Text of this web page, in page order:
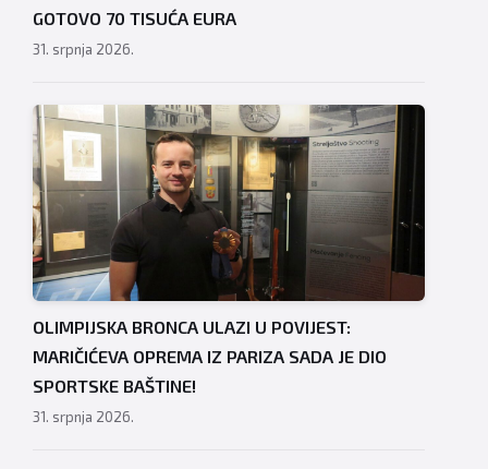
GOTOVO 70 TISUĆA EURA
31. srpnja 2026.
OLIMPIJSKA BRONCA ULAZI U POVIJEST:
MARIČIĆEVA OPREMA IZ PARIZA SADA JE DIO
SPORTSKE BAŠTINE!
31. srpnja 2026.